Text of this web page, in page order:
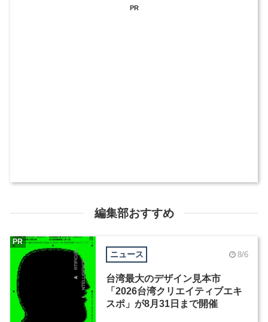
PR
編集部おすすめ
ニュース 8/6
台湾最大のデザイン見本市
「2026台湾クリエイティブエキ
スポ」が8月31日まで開催
PR